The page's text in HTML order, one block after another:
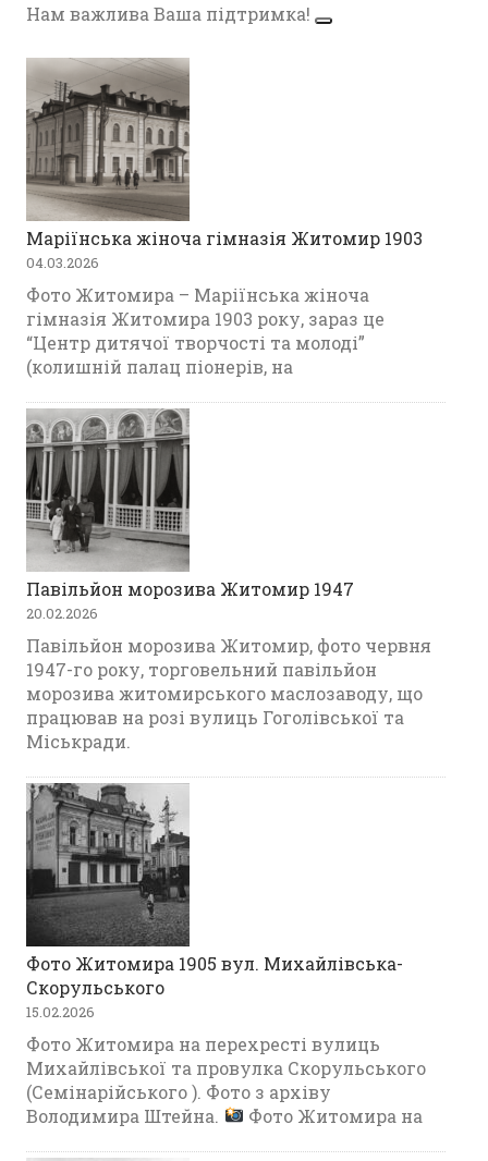
Нам важлива Ваша підтримка!
Маріїнська жіноча гімназія Житомир 1903
04.03.2026
Фото Житомира – Маріїнська жіноча
гімназія Житомира 1903 року, зараз це
“Центр дитячої творчості та молоді”
(колишній палац піонерів, на
Павільйон морозива Житомир 1947
20.02.2026
Павільйон морозива Житомир, фото червня
1947-го року, торговельний павільйон
морозива житомирського маслозаводу, що
працював на розі вулиць Гоголівської та
Міськради.
Фото Житомира 1905 вул. Михайлівська-
Скорульського
15.02.2026
Фото Житомира на перехресті вулиць
Михайлівської та провулка Скорульського
(Семінарійського ). Фото з архіву
Володимира Штейна.
Фото Житомира на